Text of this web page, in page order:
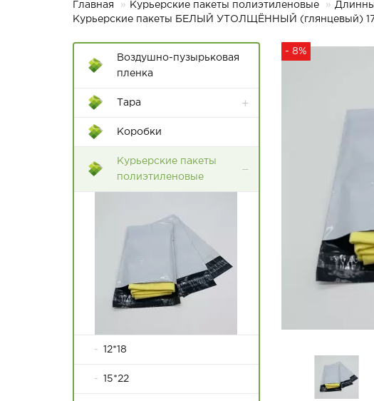
Главная Курьерские пакеты полиэтиленовые
Курьерские пакеты БЕЛЫЙ УТОЛЩЁННЫЙ (глянцевый)
Воздушно-пузырьковая
пленка
Тара
Контейнеры Rox Box
Пластиковые ящики
Коробки
Курьерские пакеты
полиэтиленовые
12*18
15*22
- 8%